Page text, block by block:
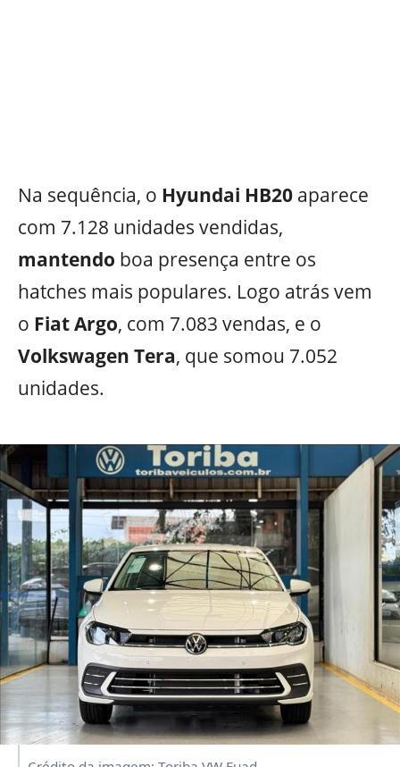
Na sequência, o Hyundai HB20 aparece
com 7.128 unidades vendidas,
mantendo boa presença entre os
hatches mais populares. Logo atrás vem
o Fiat Argo, com 7.083 vendas, e o
Volkswagen Tera, que somou 7.052
unidades.